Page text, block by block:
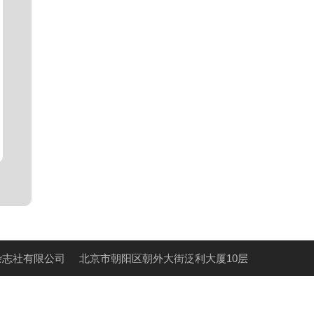
社有限公司 北京市朝阳区朝外大街泛利大厦10层